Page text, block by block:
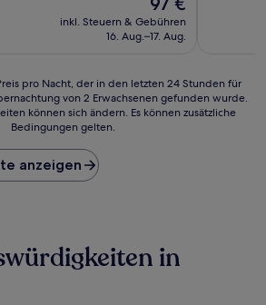
Preis
beträgt
inkl. Steuern & Gebühren
16. Aug.–17. Aug.
pro Nacht, der in den letzten 24 Stunden für
von 2 Erwachsenen gefunden wurde.
können sich ändern. Es können zusätzliche
Bedingungen gelten.
anzeigen
in